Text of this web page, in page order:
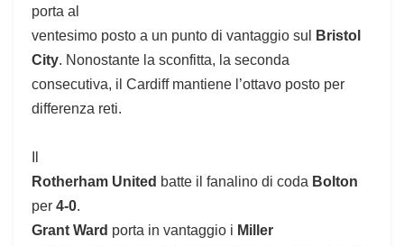
porta al
ventesimo posto a un punto di vantaggio sul
Bristol
City. Nonostante la sconfitta, la seconda
consecutiva, il Cardiff mantiene l’ottavo posto per
differenza reti.
Rotherham United batte il fanalino di coda Bolton
per 4-0.
Grant Ward porta in vantaggio i Miller